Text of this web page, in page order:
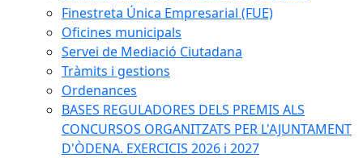
Finestreta Única Empresarial (FUE)
Oficines municipals
Servei de Mediació Ciutadana
Tràmits i gestions
Ordenances
BASES REGULADORES DELS PREMIS ALS
CONCURSOS ORGANITZATS PER L'AJUNTAMENT
D'ÒDENA. EXERCICIS 2026 i 2027